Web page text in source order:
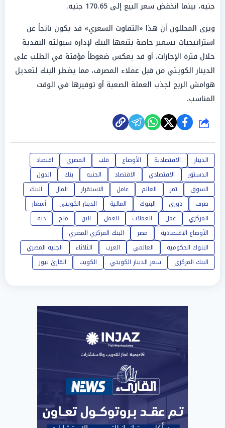
جنيه، بينما انخفض سعر البيع إلى 170.65 جنيه.
ويرى المحللون أن هذا «التفاوت السعري» قد يكون ناتجاً عن
استراتيجيات تسعير خاصة يتبعها البنك لإدارة سيولته النقدية
خلال فترة الإجازات، أو قد يعكس ضغوطاً مؤقتة في الطلب على
الدينار الكويتي من قبل عملاء المصرف، مما يضطر البنك لتعديل
هوامش الربح لجذب العملة الصعبة أو توفيرها في الوقت
المناسب.
شارك
الدينار الاقتصادية الأوضاع قلب المصري
اقتصاد
الدستور
الاقتصادي الاقتصاد الجنيه بنك
الدول
السوق
تمر العالم عامل الاستقرار المال
البنك
صرف
دوري البنوك المالية الدينار الكويتي
أسعار
المركزي
عمل العملات العمل البن ملح
دية
الأوضاع الاقتصادية
مصر
البنك المركزي المصري
البنوك الحكومية
العالمي العرب الثلاثاء
الجنية المصري
البنك المركزى
سعر الدينار الكويتي الكويت القارئ نيوز